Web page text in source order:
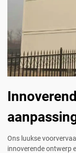
Ons luukse
innoverende ontwerp